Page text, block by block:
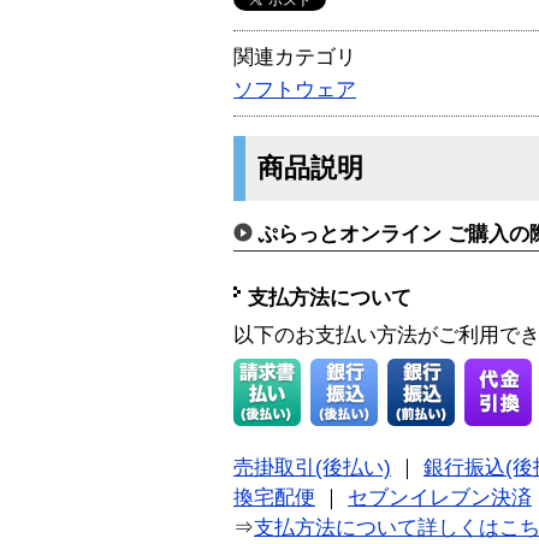
関連カテゴリ
ソフトウェア
商品説明
ぷらっとオンライン ご購入の
支払方法について
以下のお支払い方法がご利用で
売掛取引(後払い)
銀行振込(後
換宅配便
セブンイレブン決済
⇒支払方法について詳しくはこ